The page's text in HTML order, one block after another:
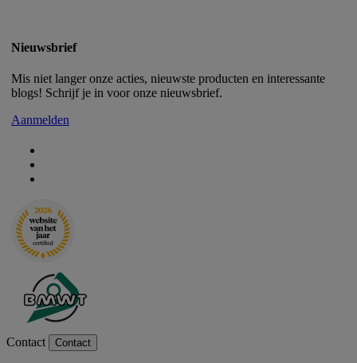
Nieuwsbrief
Mis niet langer onze acties, nieuwste producten en interessante
blogs! Schrijf je in voor onze nieuwsbrief.
Aanmelden
Contact Contact